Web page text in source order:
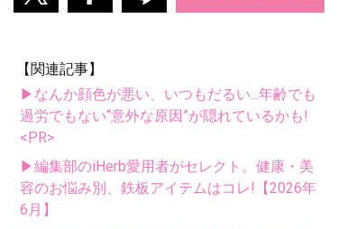
【関連記事】
▶なんか顔色が悪い、いつもだるい...年齢でも
過労でもない“意外な原因”が隠れているかも!
<PR>
▶編集部のiHerb愛用者がセレクト。健康・美
容のお悩み別、鉄板アイテムはコレ!【2026年
6月】